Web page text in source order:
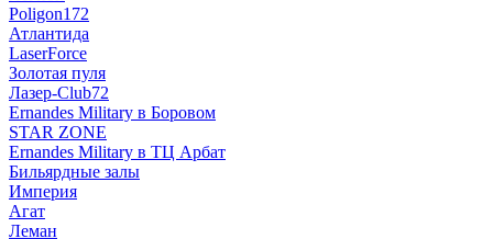
Poligon172
Атлантида
LaserForce
Золотая пуля
Лазер-Club72
Ernandes Military в Боровом
STAR ZONE
Ernandes Military в ТЦ Арбат
Бильярдные залы
Империя
Агат
Леман